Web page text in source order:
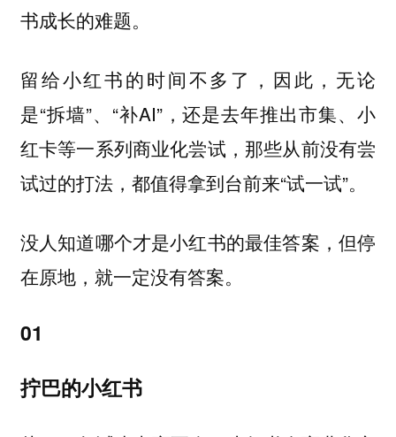
书成长的难题。
留给小红书的时间不多了，因此，无论
是“拆墙”、“补AI”，还是去年推出市集、小
红卡等一系列商业化尝试，那些从前没有尝
试过的打法，都值得拿到台前来“试一试”。
没人知道哪个才是小红书的最佳答案，但停
在原地，就一定没有答案。
01
拧巴的小红书